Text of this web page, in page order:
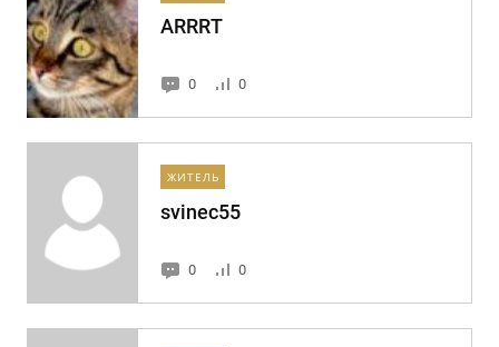
ARRRT
0 0
ЖИТЕЛЬ
svinec55
0 0